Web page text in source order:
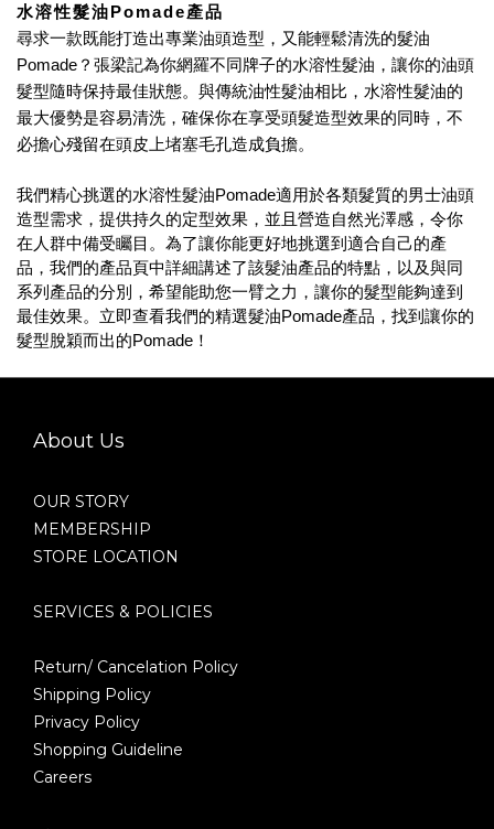
水溶性髮油 Pomade產品
尋求一款既能打造出專業油頭造型，又能輕鬆清洗的髮油
Pomade ？張梁記為你網羅不同牌子的水溶性髮油，讓你的油頭
髮型隨時保持最佳狀態。與傳統油性髮油相比，水溶性髮油的
最大優勢是容易清洗，確保你在享受頭髮造型效果的同時，不
必擔心殘留在頭皮上堵塞毛孔造成負擔。
我們精心挑選的水溶性髮油Pomade適用於各類髮質的男士油頭
造型需求，提供持久的定型效果，並且營造自然光澤感，令你
在人群中備受矚目。為了讓你能更好地挑選到適合自己的產
品，我們的產品頁中詳細講述了該髮油產品的特點，以及與同
系列產品的分別，希望能助您一臂之力，讓你的髮型能夠達到
最佳效果。立即查看我們的精選髮油Pomade產品，找到讓你的
髮型脫穎而出的Pomade ！
About Us
OUR STORY
MEMBERSHIP
STORE LOCATION
SERVICES & POLICIES
Return/ Cancelation Policy
Shipping Policy
Privacy Policy
Shopping Guideline
Careers